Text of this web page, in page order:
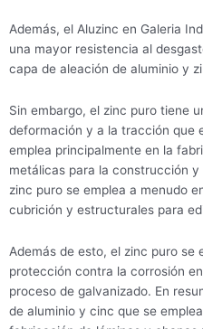
Además, el Aluzinc en Galeria
una mayor resistencia al
capa de aleación de aluminio y
Sin embargo, el zinc puro tiene
deformación y a la tracción que
emplea principalmente en la
metálicas para la construcción
zinc puro se emplea a menudo
cubrición y estructurales para
Además de esto, el zinc puro se
protección contra la corrosión
proceso de galvanizado. En
de aluminio y cinc que se